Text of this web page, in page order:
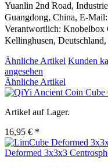
Yuanlin 2nd Road,
Guangdong, China, E-
Verantwortlich: Knobelbox
Kellinghusen,
Ähnliche Artikel Kunden
angesehen
Ähnliche Artikel
Artikel auf Lager.
16,95 € *
Deformed 3x3x3